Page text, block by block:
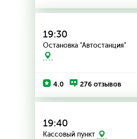
19:30
Остановка "Автостанция"
4.0 276 отзывов
19:40
Кассовый пункт